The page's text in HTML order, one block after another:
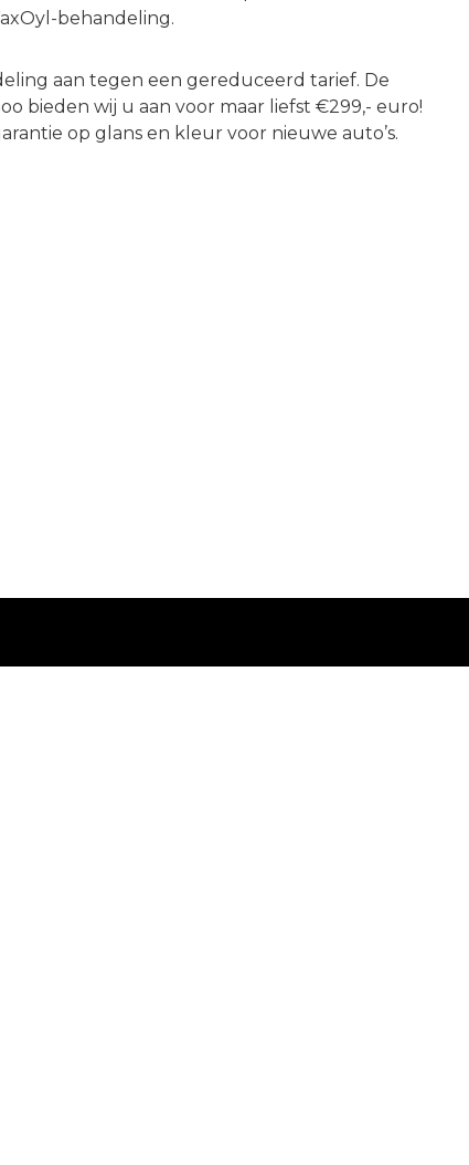
behandeling.
aan tegen een gereduceerd tarief. De
bieden wij u aan voor maar liefst €299,- euro!
op glans en kleur voor nieuwe auto’s.